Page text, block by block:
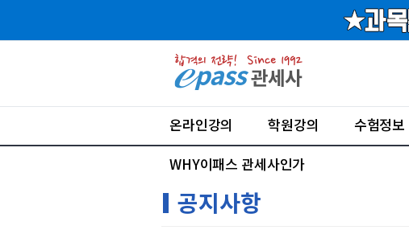
온라인강의 학원강의 수험정보
WHY이패스 관세사인가
공지사항